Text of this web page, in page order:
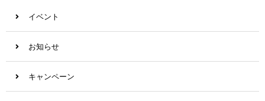
イベント
お知らせ
キャンペーン